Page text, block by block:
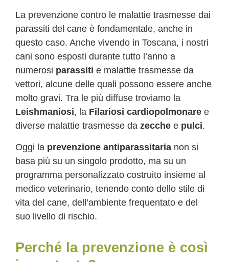
La prevenzione contro le malattie trasmesse dai
parassiti del cane è fondamentale, anche in
questo caso. Anche vivendo in Toscana, i nostri
cani sono esposti durante tutto l’anno a
numerosi parassiti e malattie trasmesse da
vettori, alcune delle quali possono essere anche
molto gravi. Tra le più diffuse troviamo la
Leishmaniosi, la Filariosi cardiopolmonare e
diverse malattie trasmesse da zecche e pulci.
Oggi la prevenzione antiparassitaria non si
basa più su un singolo prodotto, ma su un
programma personalizzato costruito insieme al
medico veterinario, tenendo conto dello stile di
vita del cane, dell’ambiente frequentato e del
suo livello di rischio.
Perché la prevenzione è così